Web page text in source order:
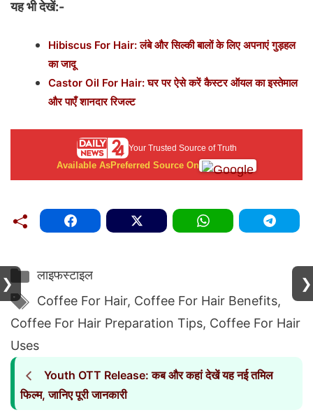
यह भी देखें:-
Hibiscus For Hair: लंबे और सिल्की बालों के लिए अपनाएं गुड़हल
का जादू
Castor Oil For Hair: घर पर ऐसे करें कैस्टर ऑयल का इस्तेमाल
और पाएँ शानदार रिजल्ट
Your Trusted Source of Truth
Available AsPreferred Source On
Categories
लाइफस्टाइल
Tags
Coffee For Hair, Coffee For Hair Benefits,
Coffee For Hair Preparation Tips, Coffee For Hair
Uses
Youth OTT Release: कब और कहां देखें यह नई तमिल
फिल्म, जानिए पूरी जानकारी
❯ ❯